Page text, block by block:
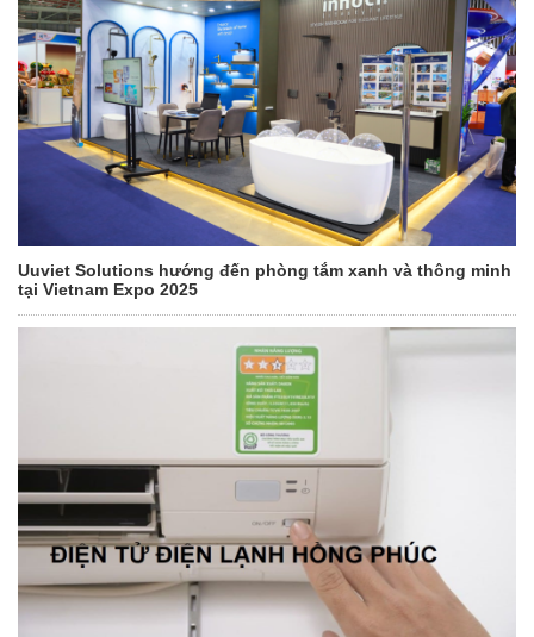
Uuviet Solutions hướng đến phòng tắm xanh và thông minh
tại Vietnam Expo 2025